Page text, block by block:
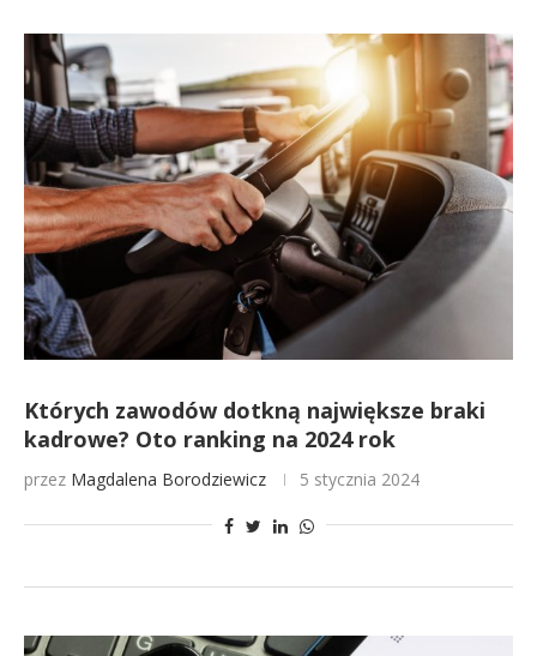
Których zawodów dotkną największe braki
kadrowe? Oto ranking na 2024 rok
przez Magdalena Borodziewicz 5 stycznia 2024